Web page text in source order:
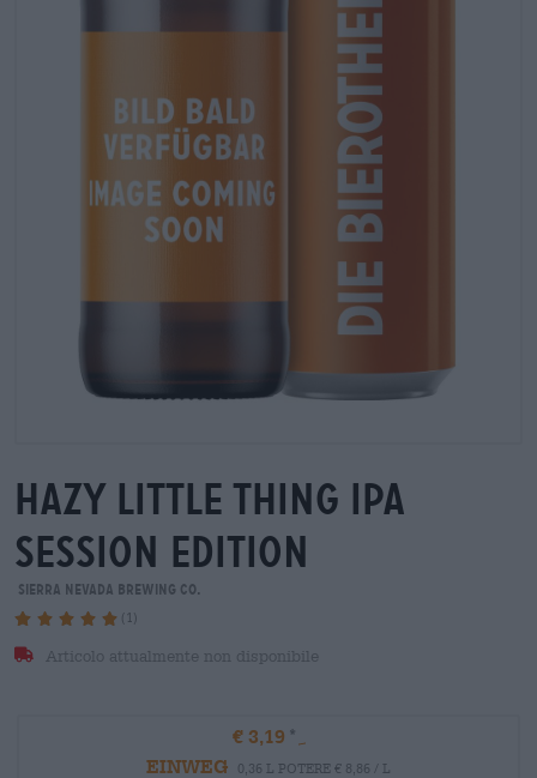
hazy little thing ipa
session edition
Sierra Nevada Brewing Co.
(1)
Articolo attualmente non disponibile
€ 3,19
EINWEG
0,36 L POTERE € 8,86 / L